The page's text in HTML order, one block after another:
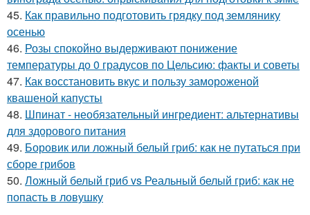
45. Как правильно подготовить грядку под землянику
осенью
46. Розы спокойно выдерживают понижение
температуры до 0 градусов по Цельсию: факты и советы
47. Как восстановить вкус и пользу замороженой
квашеной капусты
48. Шпинат - необязательный ингредиент: альтернативы
для здорового питания
49. Боровик или ложный белый гриб: как не путаться при
сборе грибов
50. Ложный белый гриб vs Реальный белый гриб: как не
попасть в ловушку